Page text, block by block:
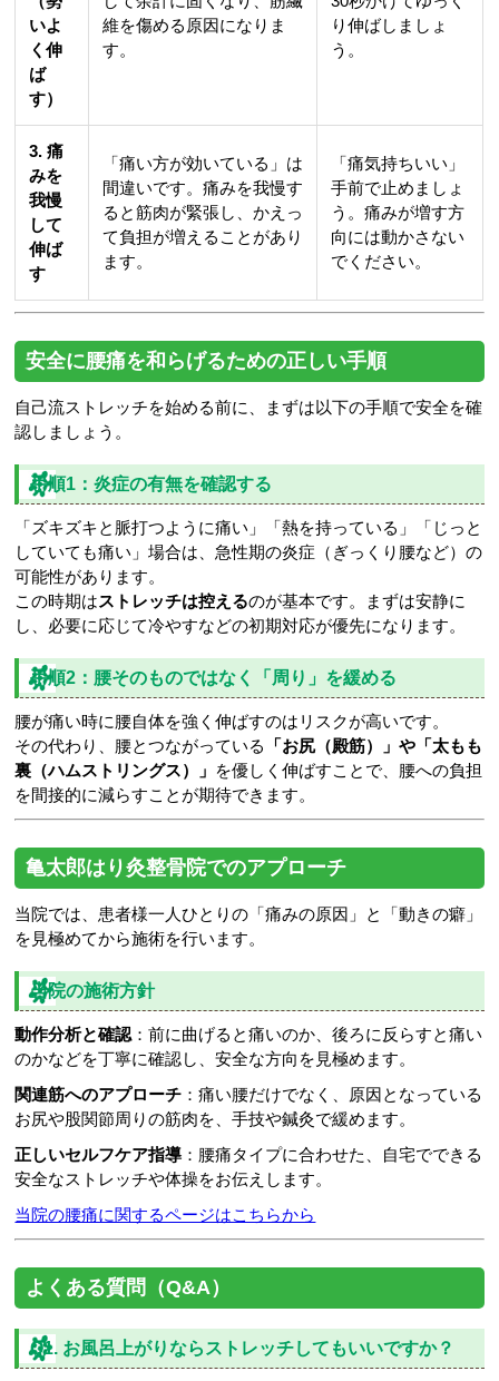
いよ
く伸
ば
す）
維を傷める原因になりま
す。
り伸ばしましょ
う。
3. 痛
みを
我慢
して
伸ば
す
「痛い方が効いている」は
間違いです。痛みを我慢す
ると筋肉が緊張し、かえっ
て負担が増えることがあり
ます。
「痛気持ちいい」
手前で止めましょ
う。痛みが増す方
向には動かさない
でください。
安全に腰痛を和らげるための正しい手順
自己流ストレッチを始める前に、まずは以下の手順で安全を確
認しましょう。
手順1：炎症の有無を確認する
「ズキズキと脈打つように痛い」「熱を持っている」「じっと
していても痛い」場合は、急性期の炎症（ぎっくり腰など）の
可能性があります。
この時期はストレッチは控えるのが基本です。まずは安静に
し、必要に応じて冷やすなどの初期対応が優先になります。
手順2：腰そのものではなく「周り」を緩める
腰が痛い時に腰自体を強く伸ばすのはリスクが高いです。
その代わり、腰とつながっている
「お尻（殿筋）」や「太もも
裏（ハムストリングス）」 を優しく伸ばすことで、腰への負担
を間接的に減らすことが期待できます。
亀太郎はり灸整骨院でのアプローチ
当院では、患者様一人ひとりの「痛みの原因」と「動きの癖」
を見極めてから施術を行います。
当院の施術方針
動作分析と確認 ：前に曲げると痛いのか、後ろに反らすと痛い
のかなどを丁寧に確認し、安全な方向を見極めます。
関連筋へのアプローチ ：痛い腰だけでなく、原因となっている
お尻や股関節周りの筋肉を、手技や鍼灸で緩めます。
正しいセルフケア指導 ：腰痛タイプに合わせた、自宅でできる
安全なストレッチや体操をお伝えします。
当院の腰痛に関するページはこちらから
よくある質問（Q&A）
Q1. お風呂上がりならストレッチしてもいいですか？